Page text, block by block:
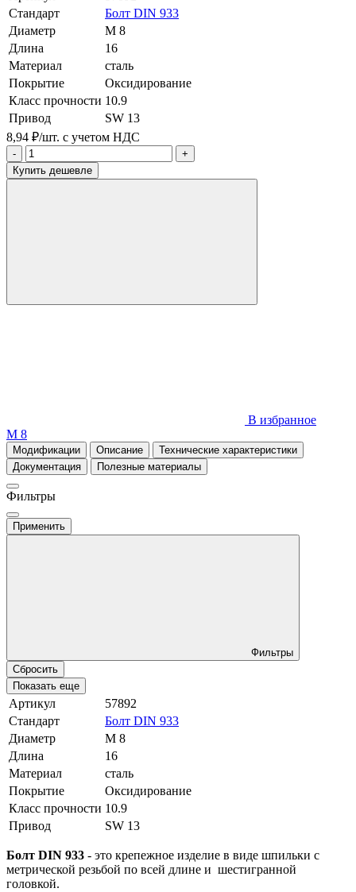
Стандарт
Болт DIN 933
Диаметр
М 8
Длина
16
Материал
сталь
Покрытие
Оксидирование
Класс прочности 10.9
Привод
SW 13
8,94 ₽/шт. с учетом НДС
-
+
Купить дешевле
В избранное
М 8
Модификации Описание
Технические характеристики
Документация
Полезные материалы
Фильтры
Применить
Фильтры
Сбросить
Показать еще
Артикул
57892
Стандарт
Болт DIN 933
Диаметр
М 8
Длина
16
Материал
сталь
Покрытие
Оксидирование
Класс прочности 10.9
Привод
SW 13
Болт DIN 933 - это крепежное изделие в виде шпильки с
метрической резьбой по всей длине и шестигранной
головкой.